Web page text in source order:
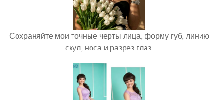
Сохраняйте мои точные черты лица, форму губ, линию
скул, носа и разрез глаз.